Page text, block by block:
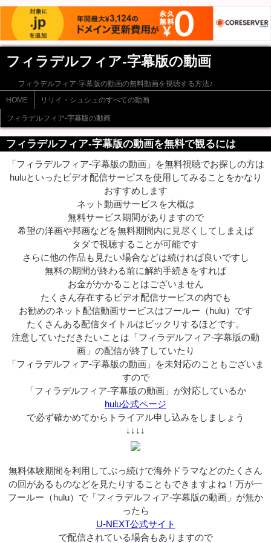
フィラデルフィア-字幕版の動画
フィラデルフィア-字幕版の動画の無料動画を視聴する方法♪
HOME
リリイ・シュシュのすべての動画
フィラデルフィア-字幕版の動画
フィラデルフィア-字幕版の動画を無料で観るには
「フィラデルフィア-字幕版の動画」を無料視聴でお探しの方は
huluといったビデオ配信サービスを使用してみることをかなり
おすすめします
ネット動画サービスを大概は
無料サービス期間がありますので
希望の洋画や邦画などを無料期間内に見尽くしてしまえば
タダで視聴することが可能です
さらに他の作品も見たい場合などは続ければ良いですし
無料の期間が終わる前に解約手続きをすれば
お金がかかることはございません
たくさん存在するビデオ配信サービスの内でも
お勧めのネット配信動画サービスはフールー（hulu）です
たくさんある配信タイトルはビックリするほどです。
注意していただきたいことは「フィラデルフィア-字幕版の動
画」の配信が終了していたり
「フィラデルフィア-字幕版の動画」を未対応のこともございま
すので
「フィラデルフィア-字幕版の動画」が対応しているか
hulu公式ページ
で必ず確かめてからトライアル申し込みをしましょう
↓↓↓↓
無料体験期間を利用してぶっ続けで海外ドラマなどのたくさん
の回があるものなどを見たりすることもできますよね！万が一
フールー（hulu）で「フィラデルフィア-字幕版の動画」が無か
ったら
U-NEXT公式サイト
で配信されている場合もありますので